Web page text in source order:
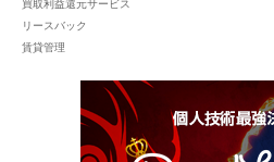
買取利益還元サービス
リースバック
賃貸管理